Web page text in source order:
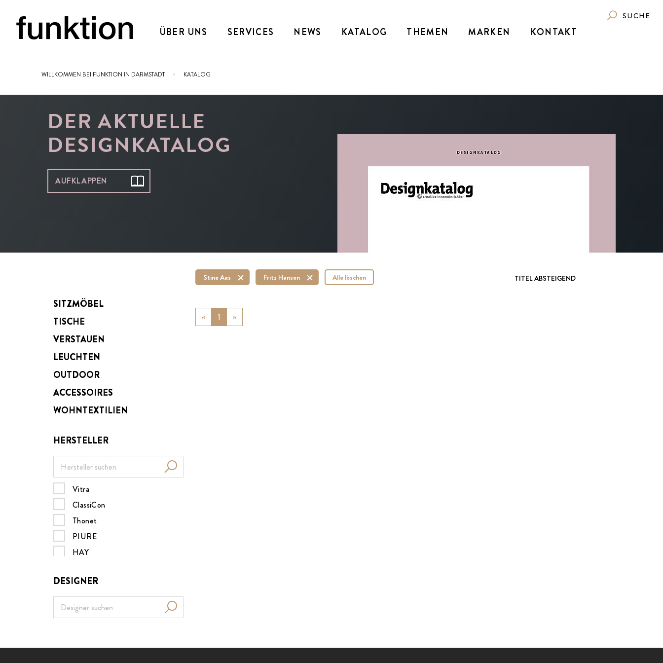
ÜBER UNS SERVICES NEWS KATALOG THEMEN MARKEN KONTAKT
SUCHE
Sie sind hier:
WILLKOMMEN BEI FUNKTION IN DARMSTADT KATALOG
DER AKTUELLE
DESIGNKATALOG
AUFKLAPPEN
SITZMÖBEL
TISCHE
VERSTAUEN
LEUCHTEN
OUTDOOR
ACCESSOIRES
WOHNTEXTILIEN
HERSTELLER
Vitra
ClassiCon
Thonet
PIURE
HAY
MDF italia
B&B Italia
Nils Holger Moormann
Menu
DESIGNER
Stine Aas Fritz Hansen Alle löschen TITEL ABSTEIGEND
« Previous
1 »